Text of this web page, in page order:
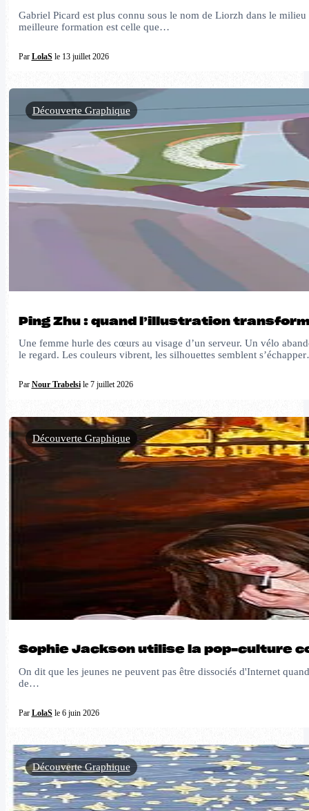
Gabriel Picard est plus connu sous le nom de Liorzh dans le
meilleure formation est celle que…
Par LolaSle 13 juillet 2026
Ping Zhu : quand l’illustration
Une femme hurle des cœurs au visage d’un serveur. Un vélo
le regard. Les couleurs vibrent, les silhouettes semblent
Par Nour Trabelsile 7 juillet 2026
Découverte Graphique
Sophie Jackson utilise la pop-culture
On dit que les jeunes ne peuvent pas être dissociés d'Internet
de…
Par LolaSle 6 juin 2026
Découverte Graphique
Découverte Graphique